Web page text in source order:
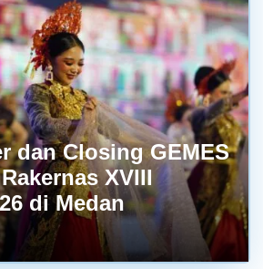
dan Closing GEMES
XVIII
di Medan